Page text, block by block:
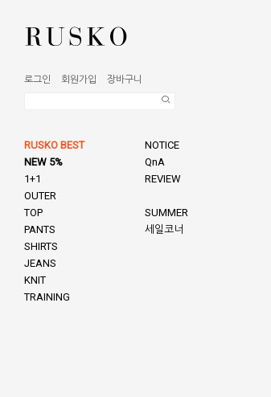
로그인 회원가입 장바구니
RUSKO BEST
NEW 5%
1+1
OUTER
TOP
PANTS
SHIRTS
JEANS
KNIT
TRAINING
NOTICE
QnA
REVIEW
SUMMER
세일코너